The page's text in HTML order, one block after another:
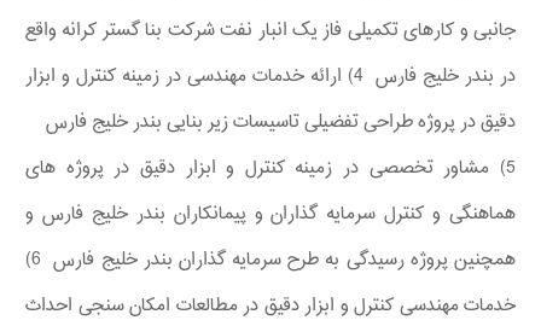
جانبی و کارهای تکمیلی فاز یک انبار نفت شرکت بنا گستر کرانه واقع
در بندر خلیج فارس 4) ارائه خدمات مهندسی در زمینه کنترل و ابزار
دقیق در پروژه طراحی تفضیلی تاسیسات زیر بنایی بندر خلیج فارس
5) مشاور تخصصی در زمینه کنترل و ابزار دقیق در پروژه های
هماهنگی و کنترل سرمایه گذاران و پیمانکاران بندر خلیج فارس و
همچنین پروژه رسیدگی به طرح سرمایه گذاران بندر خلیج فارس 6)
خدمات مهندسی کنترل و ابزار دقیق در مطالعات امکان سنجی احداث